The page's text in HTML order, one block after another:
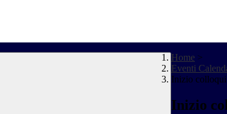
Home >
Eventi
Inizio
Inizio